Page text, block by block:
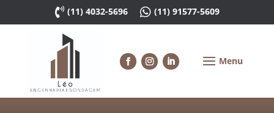
 (11) 4032-5696  (11) 91577-5609